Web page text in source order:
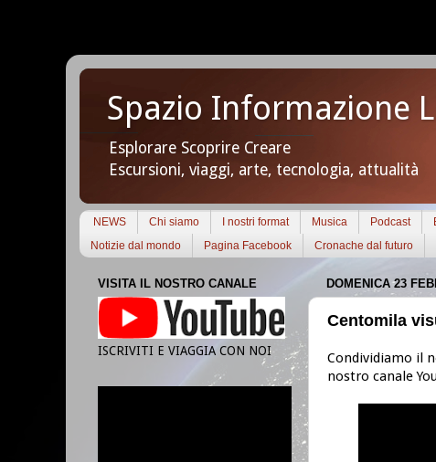
Spazio Informazione
Esplorare Scoprire Creare
Escursioni, viaggi, arte, tecnologia, attualità
NEWS Chi siamo I nostri format Musica Podcast
Notizie dal mondo
Pagina Facebook Cronache dal futuro
DOMENICA 23
Centomila
Condividiamo il
nostro canale
VISITA IL NOSTRO CANALE
ISCRIVITI E VIAGGIA CON NOI